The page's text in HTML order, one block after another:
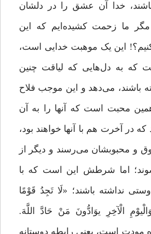
خدا آن عشق را در دلشان
مگر ما زحمت ‌کشیده‌ایم که این
این یک موهبت خدایى است،
که به دل‌هایی که لیاقت چنین
باشند، می‌دهد و این موجب فلاح
محبت است که آنها را به آن
در آخرت هم با آنها خواهند بود،
و محبوبشان مى‌‌رسند و دیگر از
اما شرطش این است که با
نداشته باشند؛ «لَا تَجِدُ قَوْمًا
الْآخِرِ یوَادُّونَ مَنْ حَادَّ اللَّهَ.
مودت است، یعنى رابطه دوستانه